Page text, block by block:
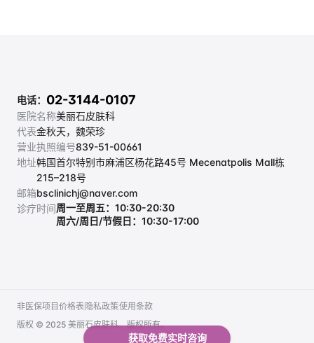
医院名称美丽石皮肤科
代表金秋天，魏荣珍
营业执照编号839-51-00661
地址韩国首尔特别市麻浦区杨花路45号 Mecenatpolis Mall栋
215–218号
邮箱bsclinichj@naver.com
诊疗时间周一至周五：10:30-20:30
周六/周日/节假日：10:30-17:00
电话： 02-3144-0107
版权 © 2025 美丽石皮肤科。版权所有。
非医保项目价格表
非医保项目价格表
隐私政策
隐私政策
使用条款
使用条款
获取免费实时咨询